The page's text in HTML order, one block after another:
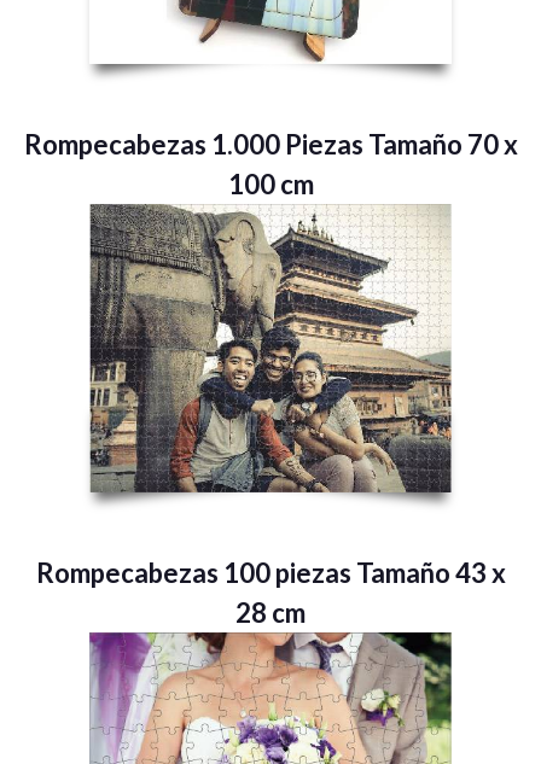
Rompecabezas 1.000 Piezas Tamaño 70 x
100 cm
Rompecabezas 100 piezas Tamaño 43 x
28 cm